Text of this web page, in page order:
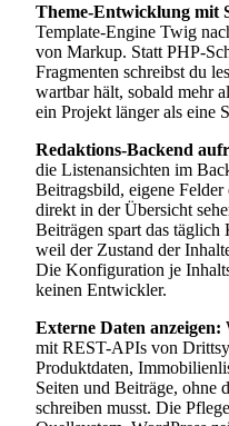
Theme-Entwicklung mit
Template-Engine Twig
von Markup. Statt PHP-
Fragmenten schreibst du
wartbar hält, sobald mehr
ein Projekt länger als eine
Redaktions-Backend
die Listenansichten im
Beitragsbild, eigene
direkt in der Übersicht
Beiträgen spart das
weil der Zustand der
Die Konfiguration je
keinen Entwickler.
Externe Daten anzeigen:
mit REST-APIs von
Produktdaten,
Seiten und Beiträge, ohne
schreiben musst. Die